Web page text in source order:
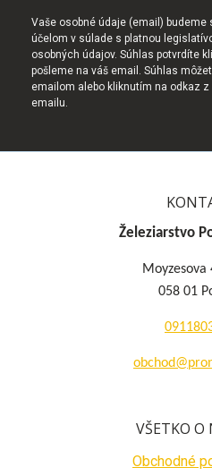
Vaše osobné údaje (email)
účelom v súlade s platnou
osobných údajov. Súhlas potvrdíte
pošleme na váš email. Súhlas
emailom alebo kliknutím na odkaz
emailu.
Železiarstvo
Moyzesova
058 01
VŠETKO O
Obchodné